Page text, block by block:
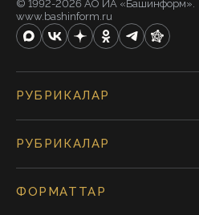
© 1992-2026 АО ИА «Башинформ».
www.bashinform.ru
РУБРИКАЛАР
РУБРИКАЛАР
ФОРМАТТАР